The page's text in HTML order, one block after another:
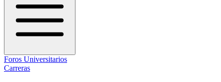
Foros Universitarios
Carreras